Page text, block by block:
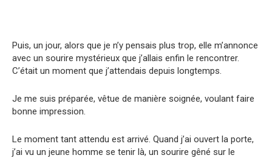
Puis, un jour, alors que je n’y pensais plus trop, elle m’annonce
avec un sourire mystérieux que j’allais enfin le rencontrer.
C’était un moment que j’attendais depuis longtemps.
Je me suis préparée, vêtue de manière soignée, voulant faire
bonne impression.
Le moment tant attendu est arrivé. Quand j’ai ouvert la porte,
j’ai vu un jeune homme se tenir là, un sourire gêné sur le